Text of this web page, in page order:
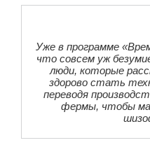
Уже в программе
что совсем уж
люди, которые
здорово стать
переводя
фермы, чтобы